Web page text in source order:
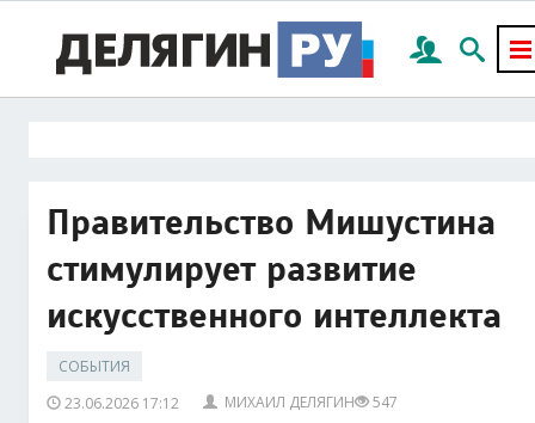
Правительство Мишустина
стимулирует развитие
искусственного интеллекта
СОБЫТИЯ
23.06.2026 17:12
МИХАИЛ ДЕЛЯГИН 547